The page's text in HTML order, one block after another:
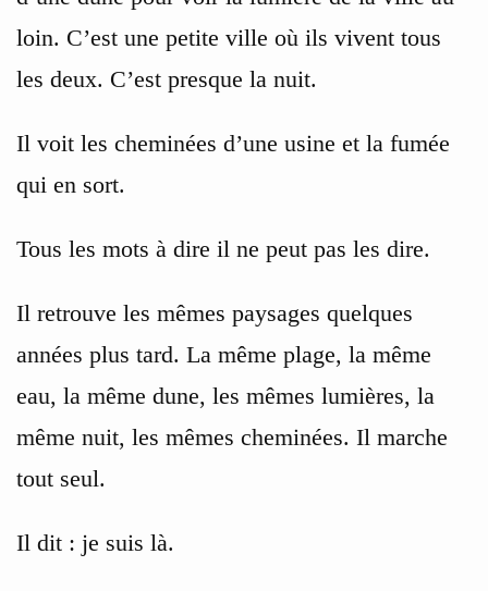
loin. C’est une petite ville où ils vivent tous
les deux. C’est presque la nuit.
Il voit les cheminées d’une usine et la fumée
qui en sort.
Tous les mots à dire il ne peut pas les dire.
Il retrouve les mêmes paysages quelques
années plus tard. La même plage, la même
eau, la même dune, les mêmes lumières, la
même nuit, les mêmes cheminées. Il marche
tout seul.
Il dit : je suis là.